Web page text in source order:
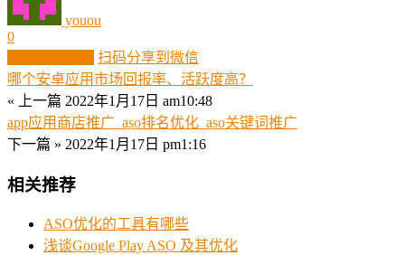
youou
0
扫码分享到微信
哪个安卓应用市场回报率、活跃度高？
« 上一篇 2022年1月17日 am10:48
app应用商店推广_aso排名优化_aso关键词推广
下一篇 » 2022年1月17日 pm1:16
相关推荐
ASO优化的工具有哪些
浅谈Google Play ASO 及其优化